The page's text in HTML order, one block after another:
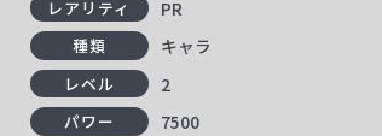
レアリティ PR
種類 キャラ
レベル 2
パワー 7500